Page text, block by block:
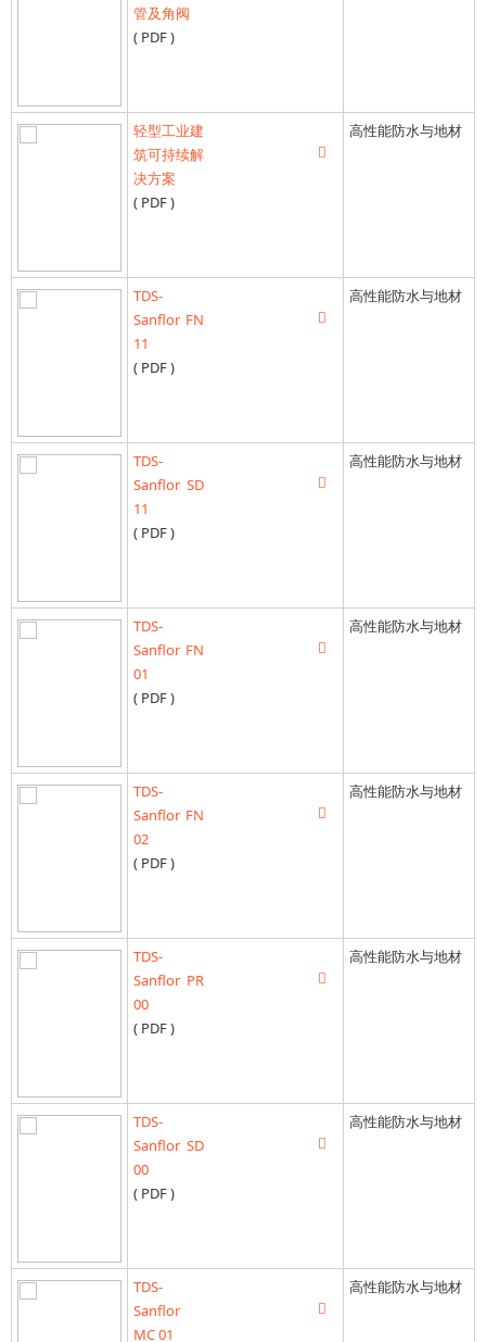
管及角阀
( PDF )
轻型工业建
筑可持续解
决方案
( PDF )
高性能防水与地材
TDS-
Sanflor FN
11
( PDF )
高性能防水与地材
TDS-
Sanflor SD
11
( PDF )
高性能防水与地材
TDS-
Sanflor FN
01
( PDF )
高性能防水与地材
TDS-
Sanflor FN
02
( PDF )
高性能防水与地材
TDS-
Sanflor PR
00
( PDF )
高性能防水与地材
TDS-
Sanflor SD
00
( PDF )
高性能防水与地材
TDS-
Sanflor
MC 01
高性能防水与地材